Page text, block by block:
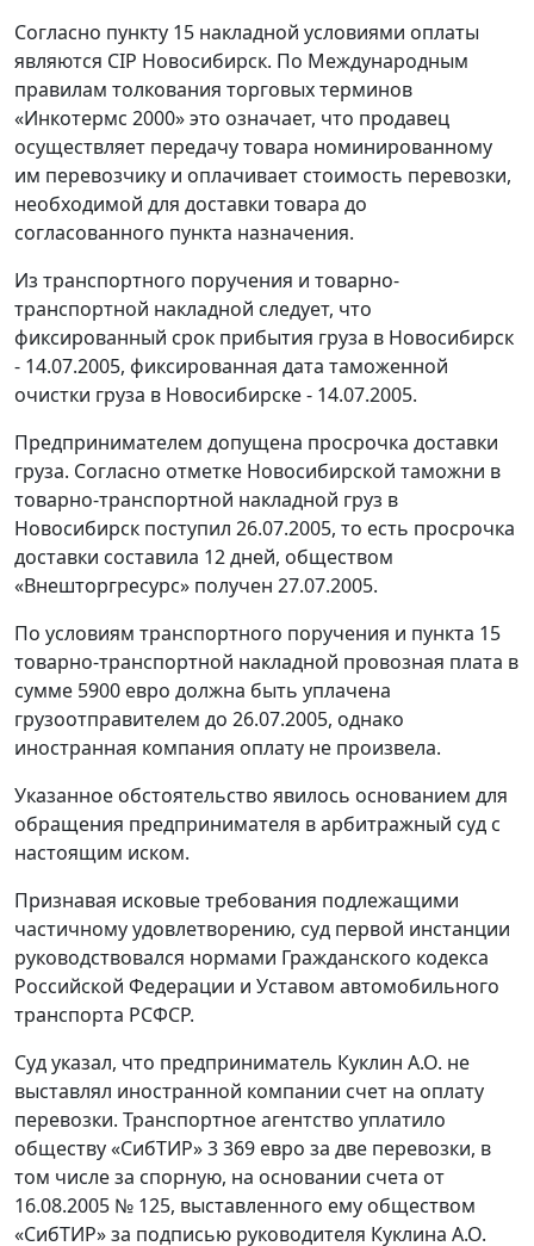
Согласно пункту 15 накладной условиями оплаты
являются CIP Новосибирск. По Международным
правилам толкования торговых терминов
«Инкотермс 2000» это означает, что продавец
осуществляет передачу товара номинированному
им перевозчику и оплачивает стоимость перевозки,
необходимой для доставки товара до
согласованного пункта назначения.
Из транспортного поручения и товарно-
транспортной накладной следует, что
фиксированный срок прибытия груза в Новосибирск
- 14.07.2005, фиксированная дата таможенной
очистки груза в Новосибирске - 14.07.2005.
Предпринимателем допущена просрочка доставки
груза. Согласно отметке Новосибирской таможни в
товарно-транспортной накладной груз в
Новосибирск поступил 26.07.2005, то есть просрочка
доставки составила 12 дней, обществом
«Внешторгресурс» получен 27.07.2005.
По условиям транспортного поручения и пункта 15
товарно-транспортной накладной провозная плата в
сумме 5900 евро должна быть уплачена
грузоотправителем до 26.07.2005, однако
иностранная компания оплату не произвела.
Указанное обстоятельство явилось основанием для
обращения предпринимателя в арбитражный суд с
настоящим иском.
Признавая исковые требования подлежащими
частичному удовлетворению, суд первой инстанции
руководствовался нормами Гражданского кодекса
Российской Федерации и Уставом автомобильного
транспорта РСФСР.
Суд указал, что предприниматель Куклин А.О. не
выставлял иностранной компании счет на оплату
перевозки. Транспортное агентство уплатило
обществу «СибТИР» 3 369 евро за две перевозки, в
том числе за спорную, на основании счета от
16.08.2005 № 125, выставленного ему обществом
«СибТИР» за подписью руководителя Куклина А.О.